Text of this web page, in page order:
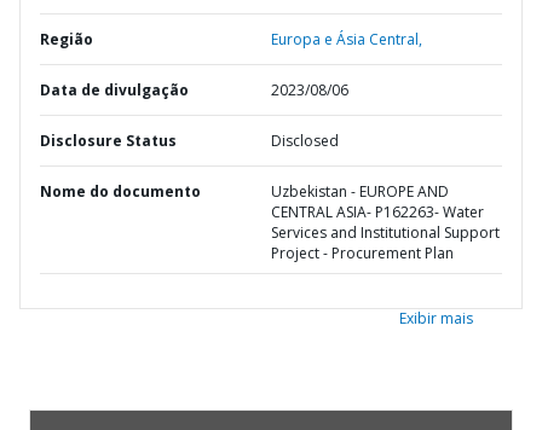
Região Europa e Ásia Central,
Data de divulgação 2023/08/06
Disclosure Status Disclosed
Nome do documento
Uzbekistan - EUROPE AND
CENTRAL ASIA- P162263- Water
Services and Institutional Support
Project - Procurement Plan
Exibir mais